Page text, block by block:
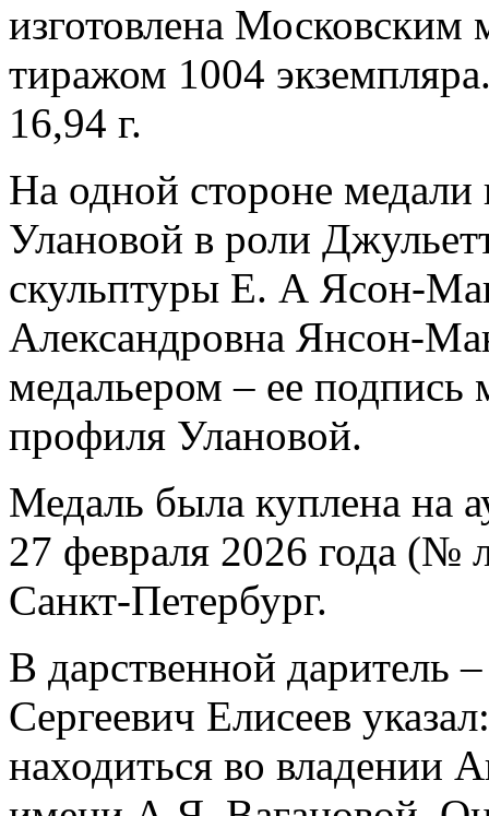
изготовлена
тиражом 1004
16,94 г.
На одной стороне
Улановой в роли
скульптуры Е. А Ясон-
Александровна Янсон-
медальером – ее подпись
профиля Улановой.
Медаль была куплена на
27 февраля 2026 года (№
Санкт-Петербург.
В дарственной даритель
Сергеевич Елисеев
находиться во владении